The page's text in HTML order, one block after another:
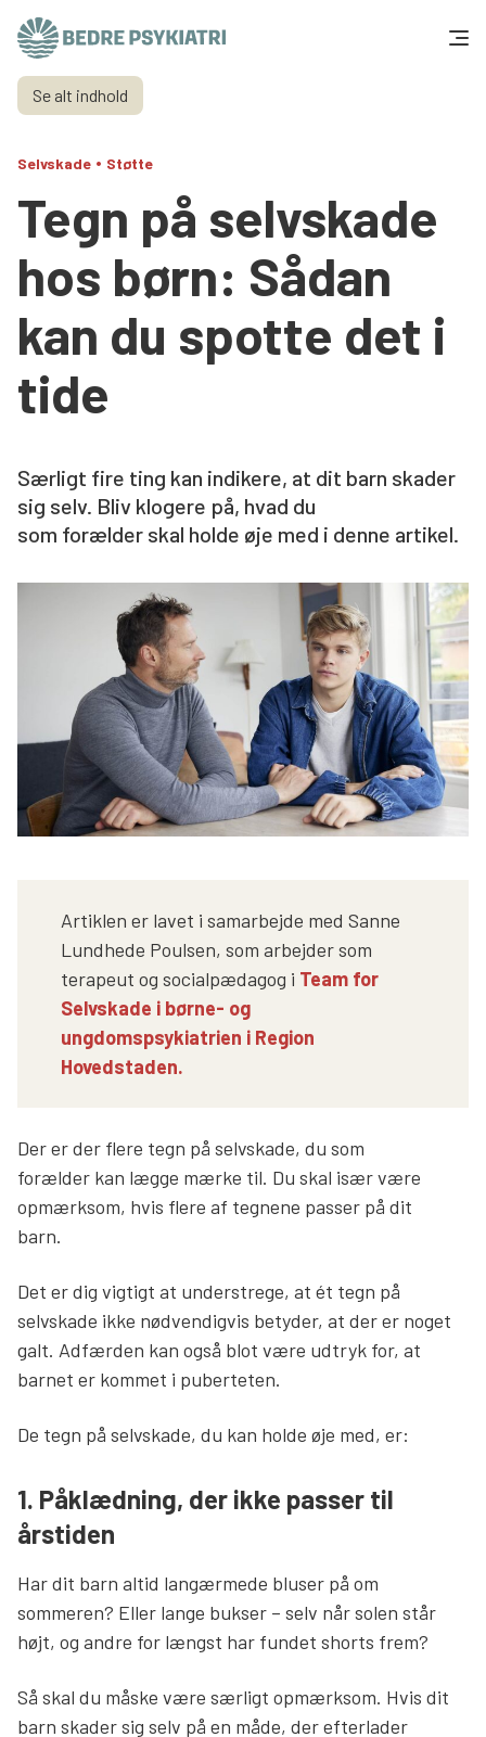
Skip to content
Få hjælp
Tal og fakta
Om os
Vær med
Presse og politik
Søg
Se alt indhold
Selvskade • Støtte
Tegn på selvskade
hos børn: Sådan
kan du spotte det i
tide
Særligt fire ting kan indikere, at dit barn skader
sig selv. Bliv klogere på, hvad du
som forælder skal holde øje med i denne artikel.
Artiklen er lavet i samarbejde med Sanne
Lundhede Poulsen, som arbejder som
terapeut og socialpædagog i Team for
Selvskade i børne- og
ungdomspsykiatrien i Region
Hovedstaden.
Der er der flere tegn på selvskade, du som
forælder kan lægge mærke til. Du skal især være
opmærksom, hvis flere af tegnene passer på dit
barn.
Det er dig vigtigt at understrege, at ét tegn på
selvskade ikke nødvendigvis betyder, at der er noget
galt. Adfærden kan også blot være udtryk for, at
barnet er kommet i puberteten.
De tegn på selvskade, du kan holde øje med, er:
1. Påklædning, der ikke passer til
årstiden
Har dit barn altid langærmede bluser på om
sommeren? Eller lange bukser – selv når solen står
højt, og andre for længst har fundet shorts frem?
Så skal du måske være særligt opmærksom. Hvis dit
barn skader sig selv på en måde, der efterlader